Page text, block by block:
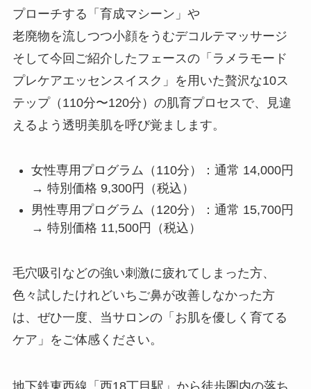
プローチする「育成マシーン」や
老廃物を流しつつ小顔をうむデコルテマッサージ
そして今回ご紹介したフェースの「ラメラモード
プレケアエッセンスイスク」を用いた贅沢な10ス
テップ（110分〜120分）の肌育プロセスで、見違
えるよう透明美肌を呼び覚まします。
女性専用プログラム（110分）：通常 14,000円
→ 特別価格 9,300円（税込）
男性専用プログラム（120分）：通常 15,700円
→ 特別価格 11,500円（税込）
毛穴吸引などの強い刺激に疲れてしまった方、
色々試したけれどいちご鼻が改善しなかった方
は、ぜひ一度、当サロンの「お肌を優しく育てる
ケア」をご体感ください。